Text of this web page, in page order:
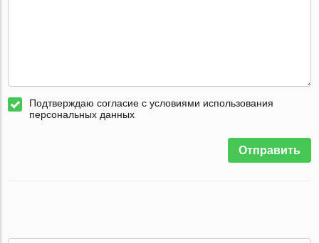
Подтверждаю согласие с условиями использования
персональных данных
Отправить